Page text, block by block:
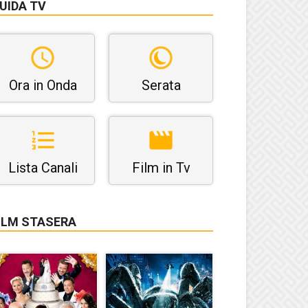
TV
Ora in Onda Serata
Lista Canali Film in Tv
STASERA